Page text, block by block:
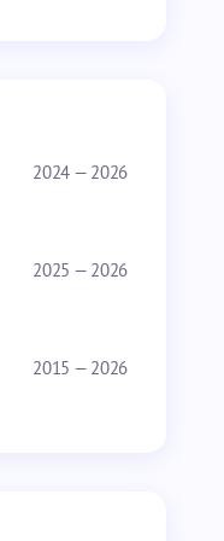
2024 — 2026
2025 — 2026
2015 — 2026